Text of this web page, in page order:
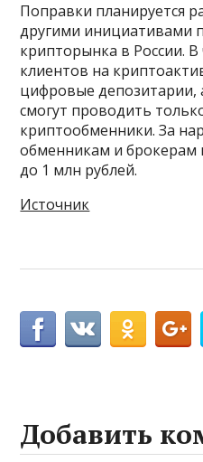
Поправки планируется
другими инициативами
крипторынка в России. В
клиентов на
цифровые депозитарии,
смогут проводить
криптообменники. За
обменникам и брокерам
до 1 млн рублей.
Источник
Добавить